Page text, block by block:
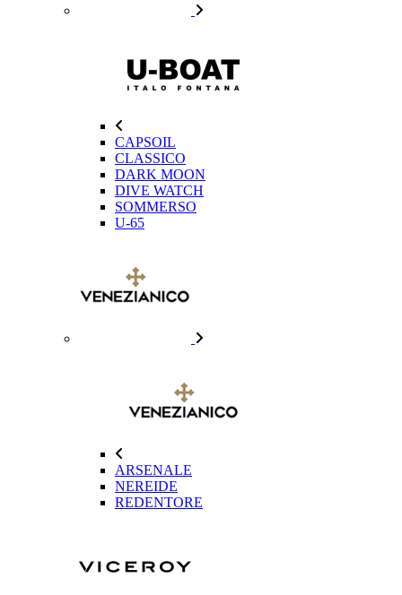
CAPSOIL
CLASSICO
DARK MOON
DIVE WATCH
SOMMERSO
U-65
ARSENALE
NEREIDE
REDENTORE